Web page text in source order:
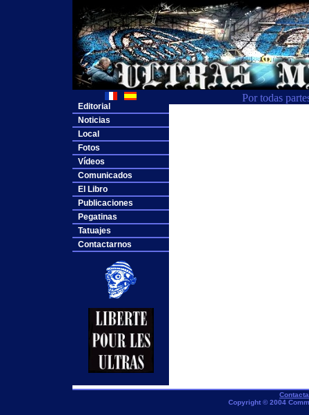
Por todas
Editorial
Noticias
Local
Fotos
Vídeos
Comunicados
El Libro
Publicaciones
Pegatinas
Tatuajes
Contactarnos
Copyright © 2004